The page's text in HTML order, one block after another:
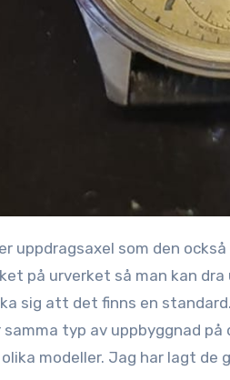
på urverket så man kan
sig att det finns en
typ av uppbyggnad
modeller. Jag har lagt de